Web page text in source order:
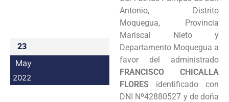
23
May
2022
Antonio, Distrito
Moquegua, Provincia
Mariscal Nieto y
Departamento Moquegua a
favor del administrado
FRANCISCO CHICALLA
FLORES identificado con
DNI Nº42880527 y de doña